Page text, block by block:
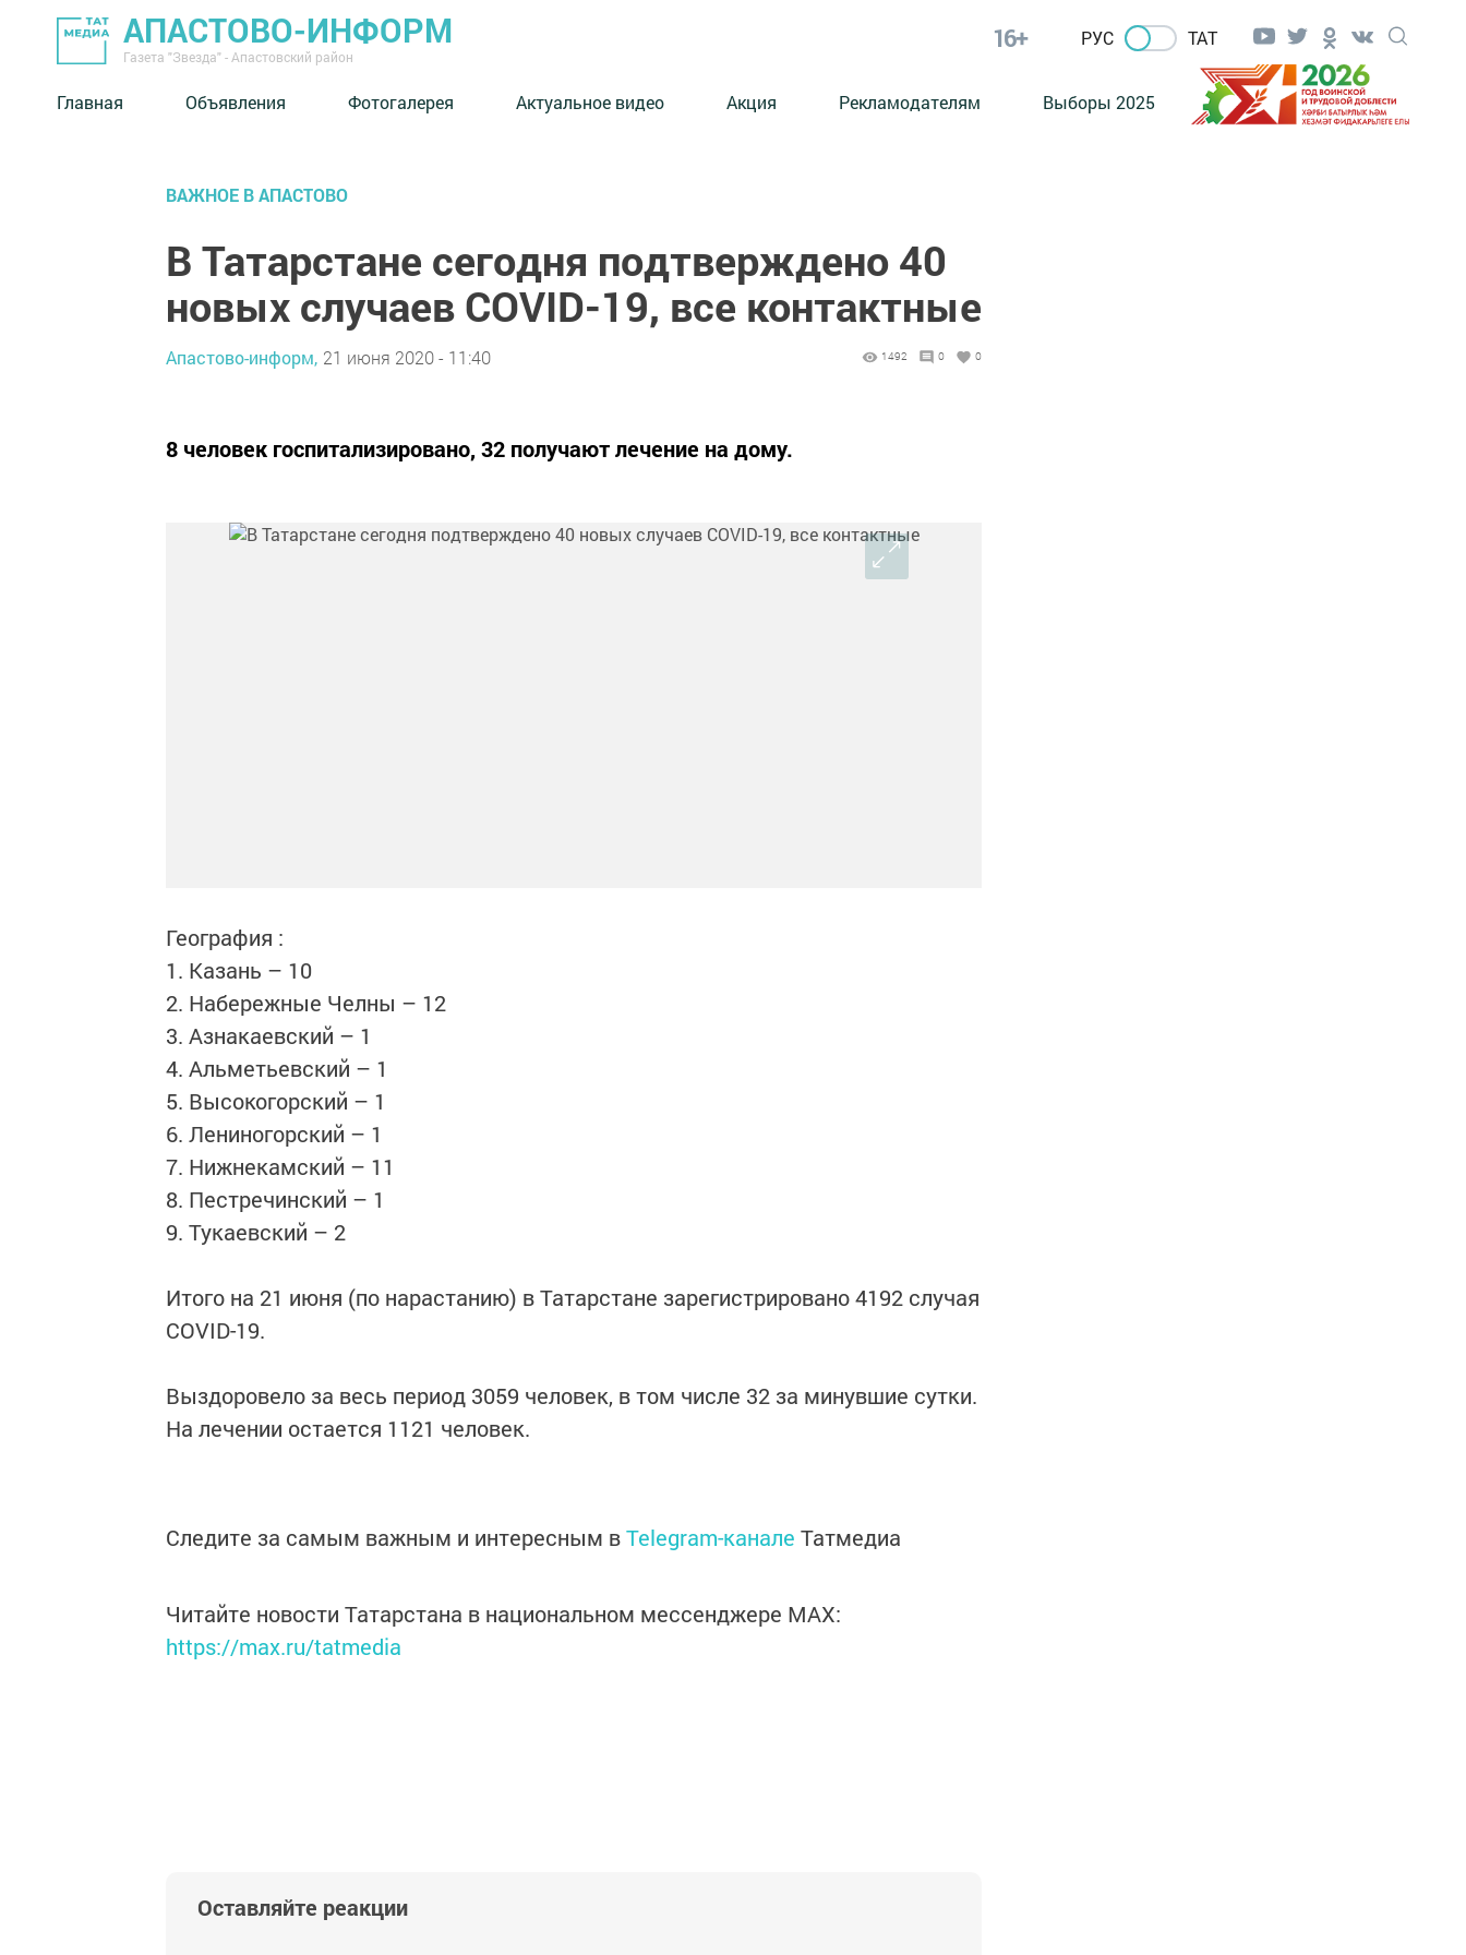
АПАСТОВО-ИНФОРМ
Газета "Звезда" - Апастовский район
16+ РУС ТАТ
Главная Объявления Фотогалерея Актуальное видео Акция Рекламодателям Выборы 2025
ВАЖНОЕ В АПАСТОВО
В Татарстане сегодня подтверждено 40
новых случаев COVID-19, все контактные
Апастово-информ, 21 июня 2020 - 11:40 1492 0 0
8 человек госпитализировано, 32 получают лечение на дому.
География :
1. Казань – 10
2. Набережные Челны – 12
3. Азнакаевский – 1
4. Альметьевский – 1
5. Высокогорский – 1
6. Лениногорский – 1
7. Нижнекамский – 11
8. Пестречинский – 1
9. Тукаевский – 2
Итого на 21 июня (по нарастанию) в Татарстане зарегистрировано 4192 случая
COVID-19.
Выздоровело за весь период 3059 человек, в том числе 32 за минувшие сутки.
На лечении остается 1121 человек.
Следите за самым важным и интересным вTelegram-канале Татмедиа
Читайте новости Татарстана в национальном мессенджере MАХ:
https://max.ru/tatmedia
Оставляйте реакции